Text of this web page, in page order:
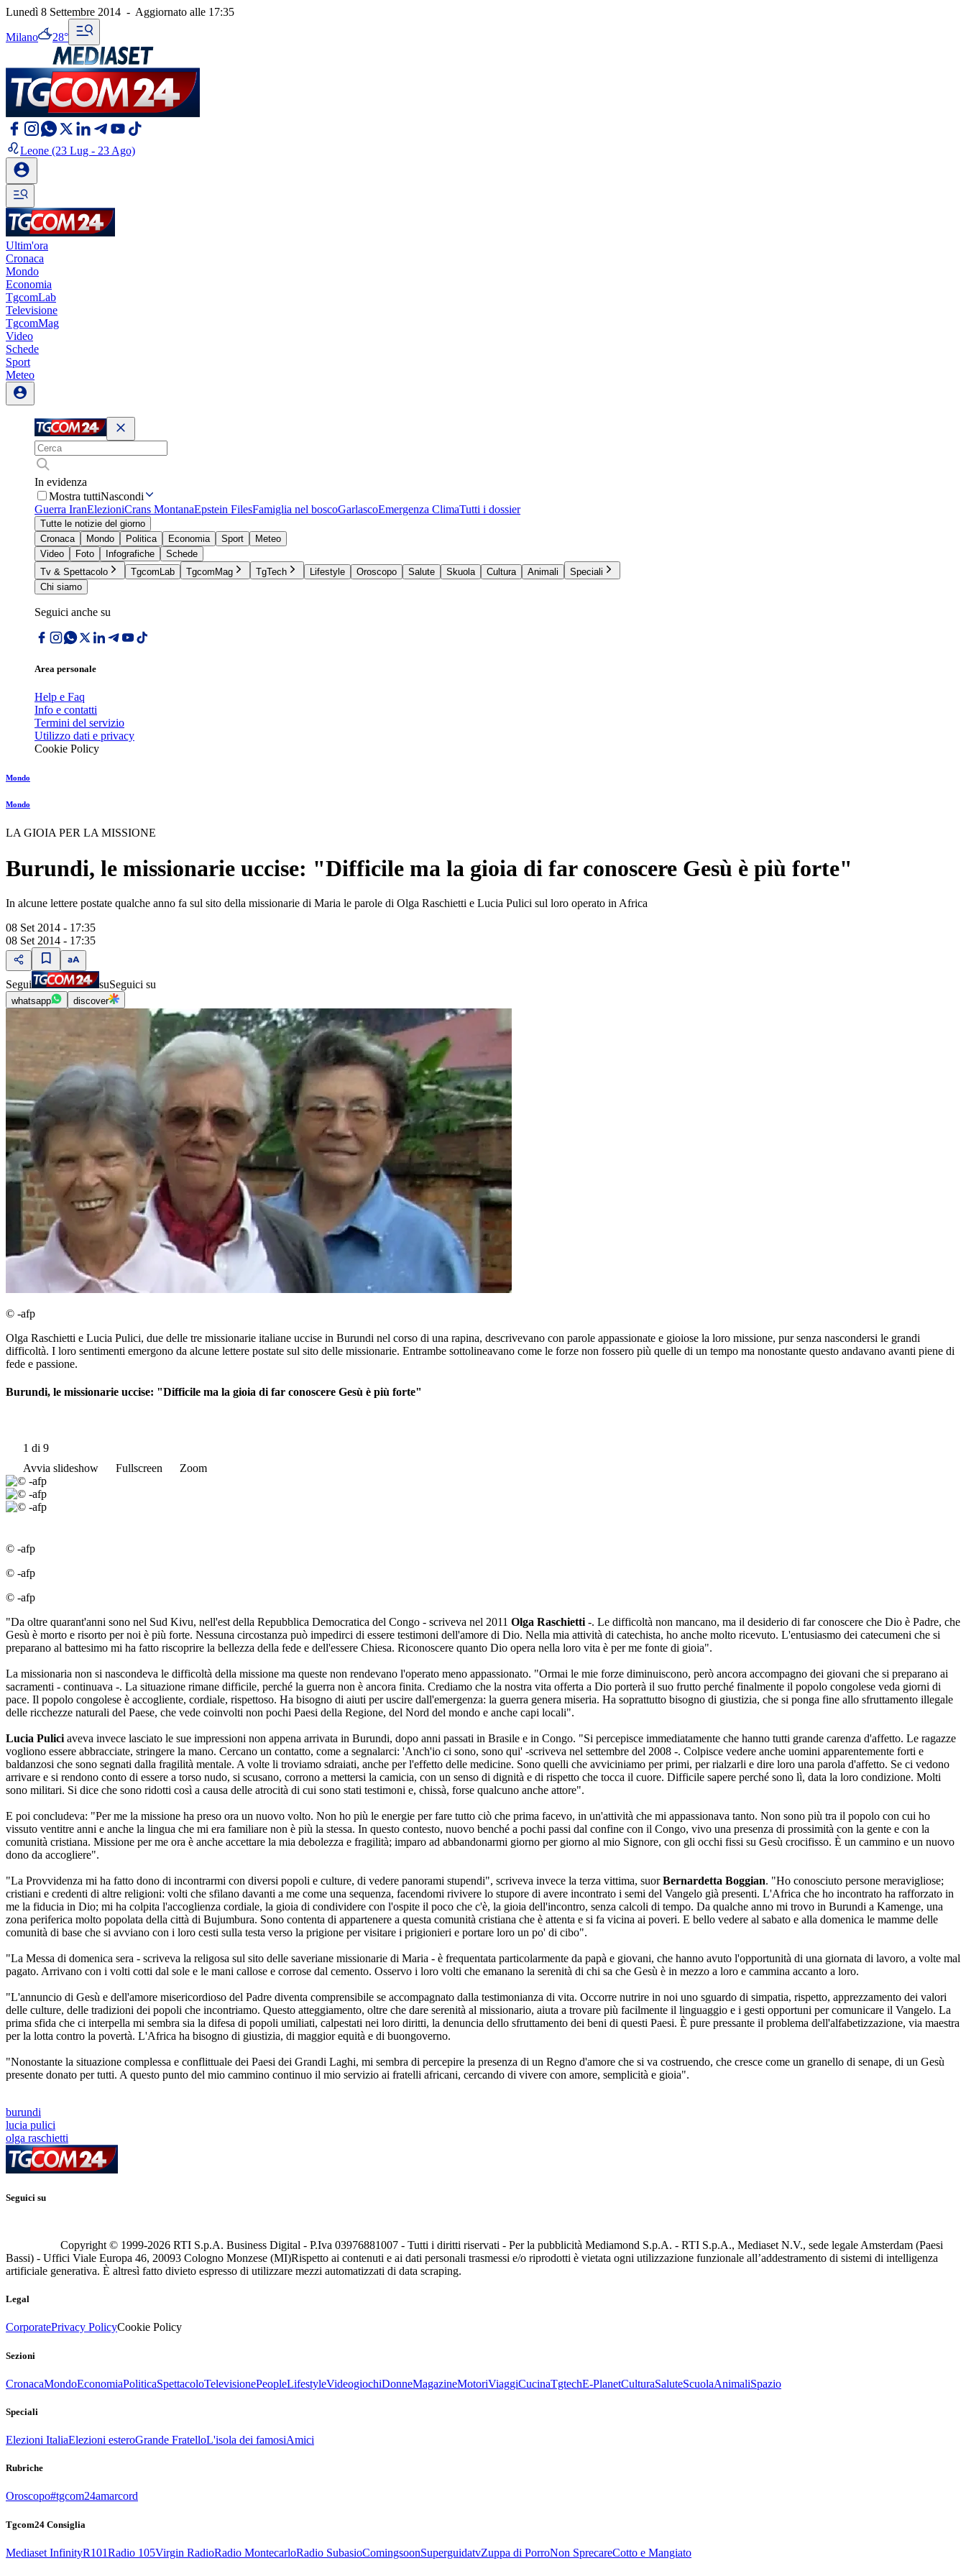
Lunedì 8 Settembre 2014 - Aggiornato alle 17:35
Milano 28°
Leone (23 Lug - 23 Ago)
Ultim'ora
Cronaca
Mondo
Economia
TgcomLab
Televisione
TgcomMag
Video
Schede
Sport
Meteo
In evidenza
Mostra tuttiNascondi
Guerra IranElezioniCrans MontanaEpstein FilesFamiglia nel boscoGarlascoEmergenza ClimaTutti i dossier
Tutte le notizie del giorno
Cronaca
Mondo Politica Economia Sport
Meteo
Video
Foto Infografiche
Schede
Tv & Spettacolo
TgcomLab TgcomMag TgTech Lifestyle Oroscopo Salute Skuola Cultura Animali
Speciali
Chi siamo
Seguici anche su
Area personale
Help e Faq
Info e contatti
Termini del servizio
Utilizzo dati e privacy
Cookie Policy
Mondo
Mondo
LA GIOIA PER LA MISSIONE
Burundi, le missionarie uccise: "Difficile ma la gioia di far conoscere Gesù è più forte"
In alcune lettere postate qualche anno fa sul sito della missionarie di Maria le parole di Olga Raschietti e Lucia Pulici sul loro operato in Africa
08 Set 2014 - 17:35
08 Set 2014 - 17:35
Segui suSeguici su
whatsapp discover
© -afp
Olga Raschietti e Lucia Pulici, due delle tre missionarie italiane uccise in Burundi nel corso di una rapina, descrivevano con parole appassionate e gioiose la loro missione, pur senza nascondersi le grandi
difficoltà. I loro sentimenti emergono da alcune lettere postate sul sito delle missionarie. Entrambe sottolineavano come le forze non fossero più quelle di un tempo ma nonostante questo andavano avanti piene di
fede e passione.
Burundi, le missionarie uccise: "Difficile ma la gioia di far conoscere Gesù è più forte"
1 di 9
Avvia slideshow
Fullscreen Zoom
© -afp
© -afp
© -afp
"Da oltre quarant'anni sono nel Sud Kivu, nell'est della Repubblica Democratica del Congo - scriveva nel 2011 Olga Raschietti -. Le difficoltà non mancano, ma il desiderio di far conoscere che Dio è Padre, che
Gesù è morto e risorto per noi è più forte. Nessuna circostanza può impedirci di essere testimoni dell'amore di Dio. Nella mia attività di catechista, ho anche molto ricevuto. L'entusiasmo dei catecumeni che si
preparano al battesimo mi ha fatto riscoprire la bellezza della fede e dell'essere Chiesa. Riconoscere quanto Dio opera nella loro vita è per me fonte di gioia".
La missionaria non si nascondeva le difficoltà della missione ma queste non rendevano l'operato meno appassionato. "Ormai le mie forze diminuiscono, però ancora accompagno dei giovani che si preparano ai
sacramenti - continuava -. La situazione rimane difficile, perché la guerra non è ancora finita. Crediamo che la nostra vita offerta a Dio porterà il suo frutto perché finalmente il popolo congolese veda giorni di
pace. Il popolo congolese è accogliente, cordiale, rispettoso. Ha bisogno di aiuti per uscire dall'emergenza: la guerra genera miseria. Ha soprattutto bisogno di giustizia, che si ponga fine allo sfruttamento illegale
delle ricchezze naturali del Paese, che vede coinvolti non pochi Paesi della Regione, del Nord del mondo e anche capi locali".
Lucia Pulici aveva invece lasciato le sue impressioni non appena arrivata in Burundi, dopo anni passati in Brasile e in Congo. "Si percepisce immediatamente che hanno tutti grande carenza d'affetto. Le ragazze
vogliono essere abbracciate, stringere la mano. Cercano un contatto, come a segnalarci: 'Anch'io ci sono, sono qui' -scriveva nel settembre del 2008 -. Colpisce vedere anche uomini apparentemente forti e
baldanzosi che sono segnati dalla fragilità mentale. A volte li troviamo sdraiati, anche per l'effetto delle medicine. Sono quelli che avviciniamo per primi, per rialzarli e dire loro una parola d'affetto. Se ci vedono
arrivare e si rendono conto di essere a torso nudo, si scusano, corrono a mettersi la camicia, con un senso di dignità e di rispetto che tocca il cuore. Difficile sapere perché sono lì, data la loro condizione. Molti
sono militari. Si dice che sono ridotti così a causa delle atrocità di cui sono stati testimoni e, chissà, forse qualcuno anche attore".
E poi concludeva: "Per me la missione ha preso ora un nuovo volto. Non ho più le energie per fare tutto ciò che prima facevo, in un'attività che mi appassionava tanto. Non sono più tra il popolo con cui ho
vissuto ventitre anni e anche la lingua che mi era familiare non è più la stessa. In questo contesto, nuovo benché a pochi passi dal confine con il Congo, vivo una presenza di prossimità con la gente e con la
comunità cristiana. Missione per me ora è anche accettare la mia debolezza e fragilità; imparo ad abbandonarmi giorno per giorno al mio Signore, con gli occhi fissi su Gesù crocifisso. È un cammino e un nuovo
dono da accogliere".
"La Provvidenza mi ha fatto dono di incontrarmi con diversi popoli e culture, di vedere panorami stupendi", scriveva invece la terza vittima, suorBernardetta Boggian. "Ho conosciuto persone meravigliose;
cristiani e credenti di altre religioni: volti che sfilano davanti a me come una sequenza, facendomi rivivere lo stupore di avere incontrato i semi del Vangelo già presenti. L'Africa che ho incontrato ha rafforzato in
me la fiducia in Dio; mi ha colpita l'accoglienza cordiale, la gioia di condividere con l'ospite il poco che c'è, la gioia dell'incontro, senza calcoli di tempo. Da qualche anno mi trovo in Burundi a Kamenge, una
zona periferica molto popolata della città di Bujumbura. Sono contenta di appartenere a questa comunità cristiana che è attenta e si fa vicina ai poveri. E bello vedere al sabato e alla domenica le mamme delle
comunità di base che si avviano con i loro cesti sulla testa verso la prigione per visitare i prigionieri e portare loro un po' di cibo".
"La Messa di domenica sera - scriveva la religosa sul sito delle saveriane missionarie di Maria - è frequentata particolarmente da papà e giovani, che hanno avuto l'opportunità di una giornata di lavoro, a volte mal
pagato. Arrivano con i volti cotti dal sole e le mani callose e corrose dal cemento. Osservo i loro volti che emanano la serenità di chi sa che Gesù è in mezzo a loro e cammina accanto a loro.
"L'annuncio di Gesù e dell'amore misericordioso del Padre diventa comprensibile se accompagnato dalla testimonianza di vita. Occorre nutrire in noi uno sguardo di simpatia, rispetto, apprezzamento dei valori
delle culture, delle tradizioni dei popoli che incontriamo. Questo atteggiamento, oltre che dare serenità al missionario, aiuta a trovare più facilmente il linguaggio e i gesti opportuni per comunicare il Vangelo. La
prima sfida che ci interpella mi sembra sia la difesa di popoli umiliati, calpestati nei loro diritti, la denuncia dello sfruttamento dei beni di questi Paesi. È pure pressante il problema dell'alfabetizzazione, via maestra
per la lotta contro la povertà. L'Africa ha bisogno di giustizia, di maggior equità e di buongoverno.
"Nonostante la situazione complessa e conflittuale dei Paesi dei Grandi Laghi, mi sembra di percepire la presenza di un Regno d'amore che si va costruendo, che cresce come un granello di senape, di un Gesù
presente donato per tutti. A questo punto del mio cammino continuo il mio servizio ai fratelli africani, cercando di vivere con amore, semplicità e gioia".
burundi
lucia pulici
olga raschietti
Seguici su
Copyright © 1999-2026 RTI S.p.A. Business Digital - P.Iva 03976881007 - Tutti i diritti riservati - Per la pubblicità Mediamond S.p.A. - RTI S.p.A., Mediaset N.V., sede legale Amsterdam (Paesi
Bassi) - Uffici Viale Europa 46, 20093 Cologno Monzese (MI)Rispetto ai contenuti e ai dati personali trasmessi e/o riprodotti è vietata ogni utilizzazione funzionale all’addestramento di sistemi di intelligenza
artificiale generativa. È altresì fatto divieto espresso di utilizzare mezzi automatizzati di data scraping.
Legal
CorporatePrivacy PolicyCookie Policy
Sezioni
CronacaMondoEconomiaPoliticaSpettacoloTelevisionePeopleLifestyleVideogiochiDonneMagazineMotoriViaggiCucinaTgtechE-PlanetCulturaSaluteScuolaAnimaliSpazio
Speciali
Elezioni ItaliaElezioni esteroGrande FratelloL'isola dei famosiAmici
Rubriche
Oroscopo#tgcom24amarcord
Tgcom24 Consiglia
Mediaset InfinityR101Radio 105Virgin RadioRadio MontecarloRadio SubasioComingsoonSuperguidatvZuppa di PorroNon SprecareCotto e Mangiato